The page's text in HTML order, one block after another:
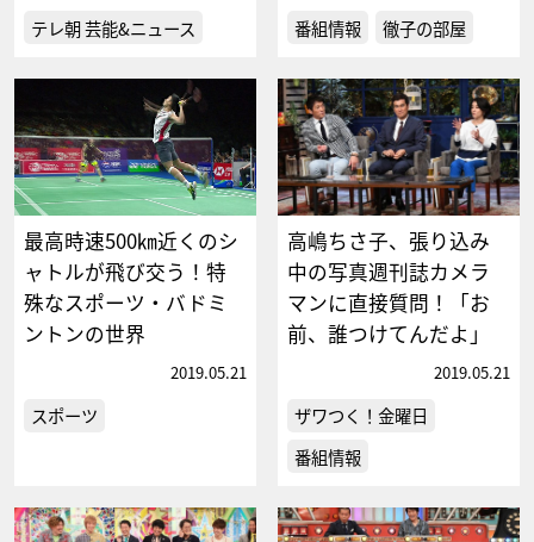
テレ朝 芸能&ニュース 番組情報 徹子の部屋
最高時速500㎞近くのシ
ャトルが飛び交う！特
殊なスポーツ・バドミ
ントンの世界
2019.05.21
スポーツ
高嶋ちさ子、張り込み
中の写真週刊誌カメラ
マンに直接質問！「お
前、誰つけてんだよ」
2019.05.21
ザワつく！金曜日
番組情報